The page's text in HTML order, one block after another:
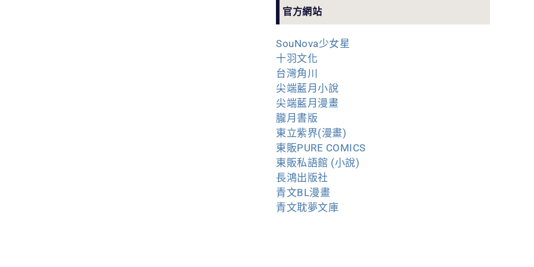
官方網站
SouNova少女星
十羽文化
台灣角川
尖端藍月小說
尖端藍月漫畫
朧月書版
東立紫界(漫畫)
東販PURE COMICS
東販私語館 (小說)
長鴻出版社
青文BL漫畫
青文耽夢文庫